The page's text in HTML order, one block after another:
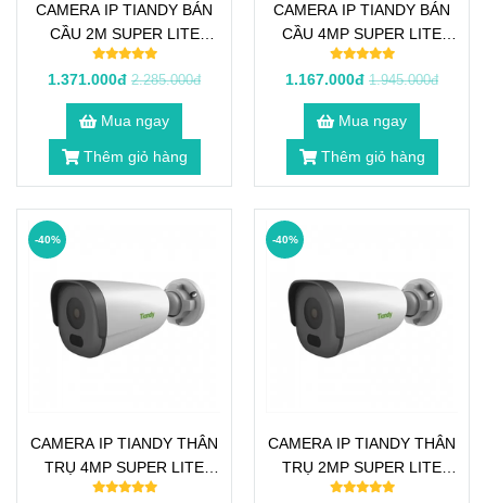
CAMERA IP TIANDY BÁN
CẦU 2M SUPER LITE
STARLIGHT TC-C32KS
1.371.000đ 2.285.000đ
Mua ngay
Thêm giỏ hàng
CAMERA IP TIANDY BÁN
CẦU 4MP SUPER LITE
STARLIGHT TC-C34HS
1.167.000đ 1.945.000đ
Mua ngay
Thêm giỏ hàng
CAMERA IP TIANDY THÂN
TRỤ 4MP SUPER LITE
STARLIGHT TC-C34GS
-40%
CAMERA IP TIANDY THÂN
TRỤ 2MP SUPER LITE
STARLIGHT TC-C32HS
-40%